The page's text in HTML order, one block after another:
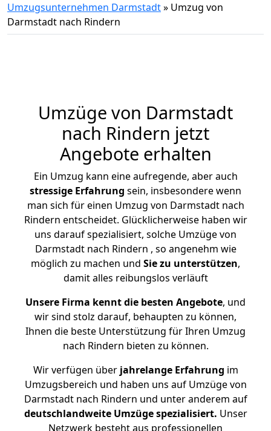
Umzugsunternehmen Darmstadt» Umzug von
Darmstadt nach Rindern
Umzüge von Darmstadt
nach Rindern jetzt
Angebote erhalten
Ein Umzug kann eine aufregende, aber auch
stressige Erfahrung sein, insbesondere wenn
man sich für einen Umzug von Darmstadt nach
Rindern entscheidet. Glücklicherweise haben wir
uns darauf spezialisiert, solche Umzüge von
Darmstadt nach Rindern , so angenehm wie
möglich zu machen und Sie zu unterstützen,
damit alles reibungslos verläuft
Unsere Firma kennt die besten Angebote, und
wir sind stolz darauf, behaupten zu können,
Ihnen die beste Unterstützung für Ihren Umzug
nach Rindern bieten zu können.
Wir verfügen überjahrelange Erfahrung im
Umzugsbereich und haben uns auf Umzüge von
Darmstadt nach Rindern und unter anderem auf
deutschlandweite Umzüge spezialisiert. Unser
Netzwerk besteht aus professionellen